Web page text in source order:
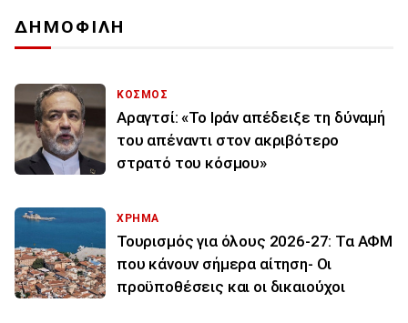
ΔΗΜΟΦΙΛΗ
ΚΟΣΜΟΣ
Αραγτσί: «Το Ιράν απέδειξε τη δύναμή
του απέναντι στον ακριβότερο
στρατό του κόσμου»
ΧΡΗΜΑ
Τουρισμός για όλους 2026-27: Τα ΑΦΜ
που κάνουν σήμερα αίτηση- Οι
προϋποθέσεις και οι δικαιούχοι